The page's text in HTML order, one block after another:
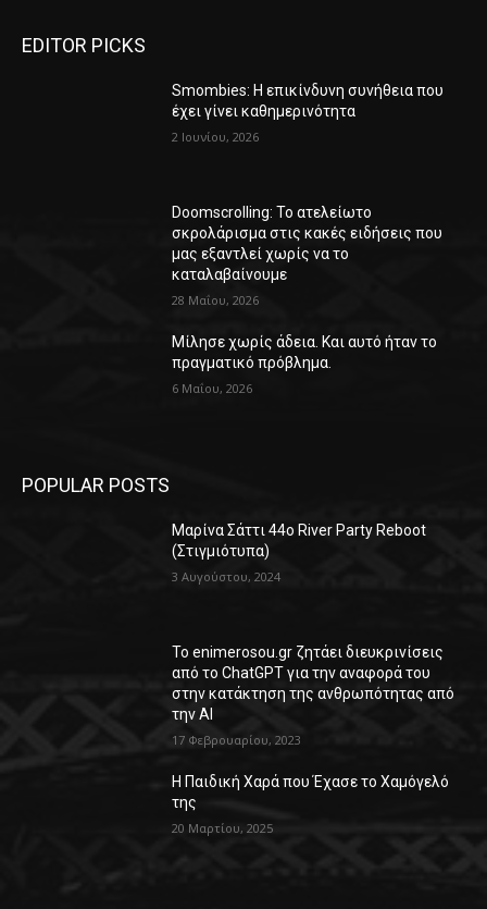
EDITOR PICKS
Smombies: Η επικίνδυνη συνήθεια που
έχει γίνει καθημερινότητα
2 Ιουνίου, 2026
Doomscrolling: Το ατελείωτο
σκρολάρισμα στις κακές ειδήσεις που
μας εξαντλεί χωρίς να το
καταλαβαίνουμε
28 Μαΐου, 2026
Μίλησε χωρίς άδεια. Και αυτό ήταν το
πραγματικό πρόβλημα.
6 Μαΐου, 2026
POPULAR POSTS
Μαρίνα Σάττι 44o River Party Reboot
(Στιγμιότυπα)
3 Αυγούστου, 2024
Το enimerosou.gr ζητάει διευκρινίσεις
από το ChatGPT για την αναφορά του
στην κατάκτηση της ανθρωπότητας από
την AI
17 Φεβρουαρίου, 2023
Η Παιδική Χαρά που Έχασε το Χαμόγελό
της
20 Μαρτίου, 2025